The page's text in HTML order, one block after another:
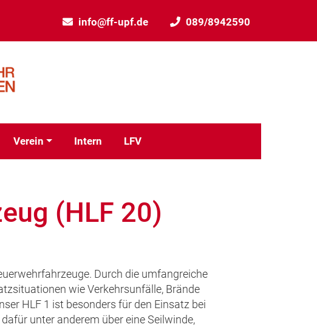
info@ff-upf.de 089/8942590
Verein Intern LFV
(HLF 20)
Durch die umfangreiche
wie Verkehrsunfälle, Brände
HLF 1 ist besonders für den Einsatz bei
unter anderem über eine Seilwinde,